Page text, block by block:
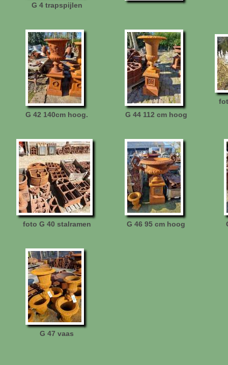
G 4 trapspijlen
G 42 140cm hoog. G 44 112 cm hoog
foto G 40 stalramen G 46 95 cm hoog
G 47 vaas